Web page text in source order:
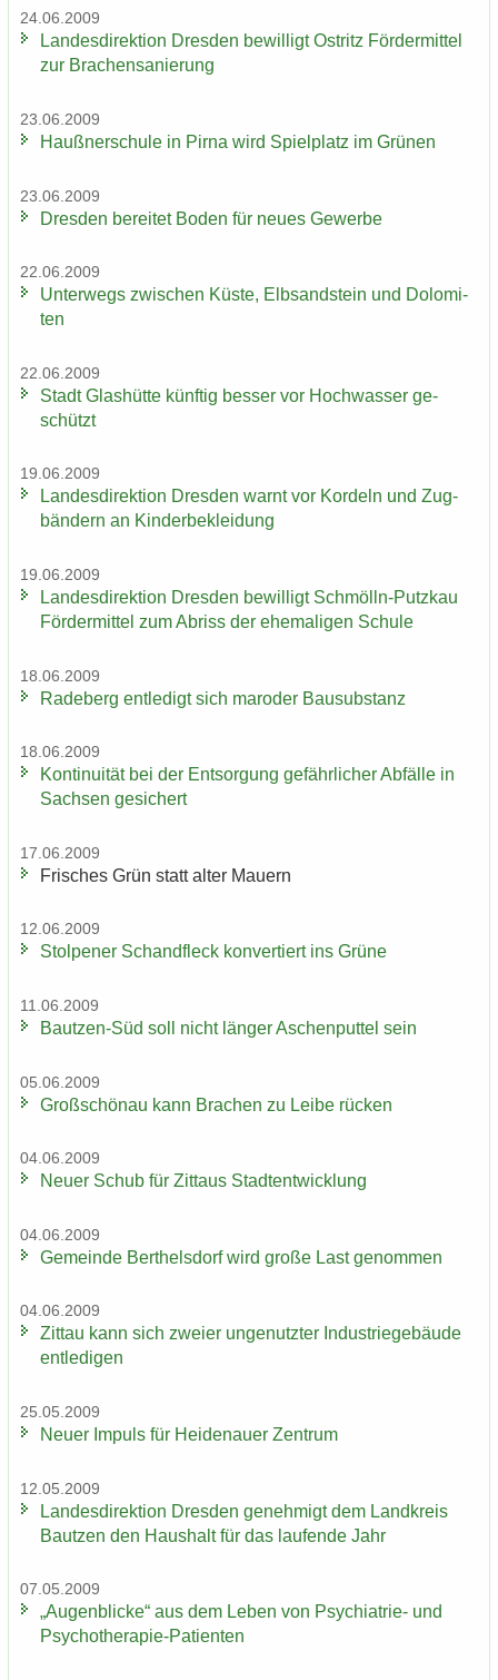
24.06.2009
Lan­des­di­rek­ti­on Dres­den be­wil­ligt Ost­ritz För­der­mit­tel
zur Bra­chen­sa­nie­rung
23.06.2009
Hauß­ner­schu­le in Pirna wird Spiel­platz im Grü­nen
23.06.2009
Dres­den be­rei­tet Boden für neues Ge­wer­be
22.06.2009
Un­ter­wegs zwi­schen Küste, Elb­sand­stein und Do­lo­mi­
ten
22.06.2009
Stadt Glas­hüt­te künf­tig bes­ser vor Hoch­was­ser ge­
schützt
19.06.2009
Lan­des­di­rek­ti­on Dres­den warnt vor Kor­deln und Zug­
bän­dern an Kin­der­be­klei­dung
19.06.2009
Lan­des­di­rek­ti­on Dres­den be­wil­ligt Schmölln-​Putzkau
För­der­mit­tel zum Ab­riss der ehe­ma­li­gen Schu­le
18.06.2009
Ra­de­berg ent­le­digt sich ma­ro­der Bau­sub­stanz
18.06.2009
Kon­ti­nui­tät bei der Ent­sor­gung ge­fähr­li­cher Ab­fäl­le in
Sach­sen ge­si­chert
17.06.2009
Fri­sches Grün statt alter Mau­ern
12.06.2009
Stol­pe­ner Schand­fleck kon­ver­tiert ins Grüne
11.06.2009
Bautzen-​Süd soll nicht län­ger Aschen­put­tel sein
05.06.2009
Groß­schön­au kann Bra­chen zu Leibe rü­cken
04.06.2009
Neuer Schub für Zit­taus Stadt­ent­wick­lung
04.06.2009
Ge­mein­de Bert­hels­dorf wird große Last ge­nom­men
04.06.2009
Zit­tau kann sich zwei­er un­ge­nutz­ter In­dus­trie­ge­bäu­de
ent­le­di­gen
25.05.2009
Neuer Im­puls für Hei­de­nau­er Zen­trum
12.05.2009
Lan­des­di­rek­ti­on Dres­den ge­neh­migt dem Land­kreis
Baut­zen den Haus­halt für das lau­fen­de Jahr
07.05.2009
„Au­gen­bli­cke“ aus dem Leben von Psychiatrie-​ und
Psychotherapie-​Patienten